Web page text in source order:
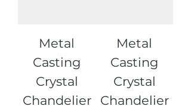
Metal
Casting
Crystal
Chandelier
Metal
Casting
Crystal
Chandelier